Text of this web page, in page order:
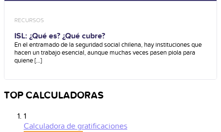
RECURSOS
ISL: ¿Qué es? ¿Qué cubre?
En el entramado de la seguridad social chilena, hay instituciones que
hacen un trabajo esencial, aunque muchas veces pasen piola para
quiene [...]
TOP CALCULADORAS
1
Calculadora de gratificaciones